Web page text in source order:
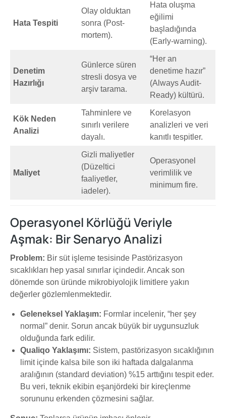
Hata Tespiti
Olay olduktan
sonra (Post-
mortem).
Hata oluşma
eğilimi
başladığında
(Early-warning).
Denetim
Hazırlığı
Günlerce süren
stresli dosya ve
arşiv tarama.
“Her an
denetime hazır”
(Always Audit-
Ready) kültürü.
Kök Neden
Analizi
Tahminlere ve
sınırlı verilere
dayalı.
Korelasyon
analizleri ve veri
kanıtlı tespitler.
Maliyet
Gizli maliyetler
(Düzeltici
faaliyetler,
iadeler).
Operasyonel
verimlilik ve
minimum fire.
Operasyonel Körlüğü Veriyle
Aşmak: Bir Senaryo Analizi
Problem: Bir süt işleme tesisinde Pastörizasyon
sıcaklıkları hep yasal sınırlar içindedir. Ancak son
dönemde son üründe mikrobiyolojik limitlere yakın
değerler gözlemlenmektedir.
Geleneksel Yaklaşım: Formlar incelenir, “her şey
normal” denir. Sorun ancak büyük bir uygunsuzluk
olduğunda fark edilir.
Qualiqo Yaklaşımı: Sistem, pastörizasyon sıcaklığının
limit içinde kalsa bile son iki haftada dalgalanma
aralığının (standard deviation) %15 arttığını tespit eder.
Bu veri, teknik ekibin eşanjördeki bir kireçlenme
sorununu erkenden çözmesini sağlar.